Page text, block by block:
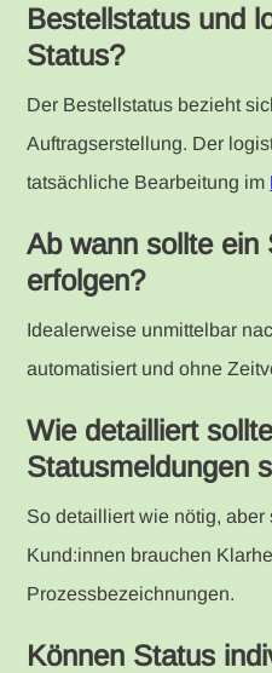
Bestellstatus und
Status?
Der Bestellstatus bezieht
Auftragserstellung. Der
tatsächliche Bearbeitung im
Ab wann sollte ein
erfolgen?
Idealerweise unmittelbar
automatisiert und ohne
Wie detailliert
Statusmeldungen
So detailliert wie nötig,
Kund:innen brauchen
Prozessbezeichnungen.
Können Status